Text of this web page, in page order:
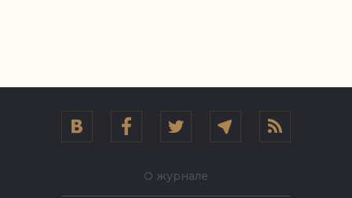
О журнале